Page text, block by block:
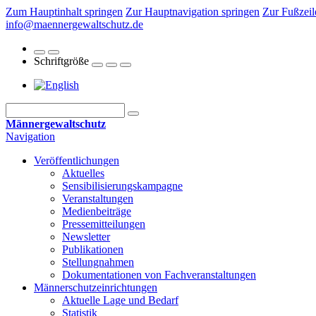
Zum Hauptinhalt springen Zur Hauptnavigation springen Zur
info@maennergewaltschutz.de
Schriftgröße
Männergewaltschutz
Navigation
Veröffentlichungen
Aktuelles
Sensibilisierungskampagne
Veranstaltungen
Medienbeiträge
Pressemitteilungen
Newsletter
Publikationen
Stellungnahmen
Dokumentationen von Fachveranstaltungen
Männerschutz­einrichtungen
Aktuelle Lage und Bedarf
Statistik